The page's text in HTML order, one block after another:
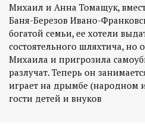
Михаил и Анна Томащук,
Баня-Березов Ивано-
богатой семьи, ее хотели
состоятельного шляхтича, но
Михаила и пригрозила
разлучат. Теперь он
играет на дрымбе (народном
гости детей и внуков